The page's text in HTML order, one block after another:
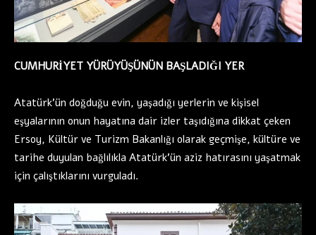
CUMHURİYET YÜRÜYÜŞÜNÜN BAŞLADIĞI YER
Atatürk’ün doğduğu evin, yaşadığı yerlerin ve kişisel
eşyalarının onun hayatına dair izler taşıdığına dikkat çeken
Ersoy, Kültür ve Turizm Bakanlığı olarak geçmişe, kültüre ve
tarihe duyulan bağlılıkla Atatürk’ün aziz hatırasını yaşatmak
için çalıştıklarını vurguladı.